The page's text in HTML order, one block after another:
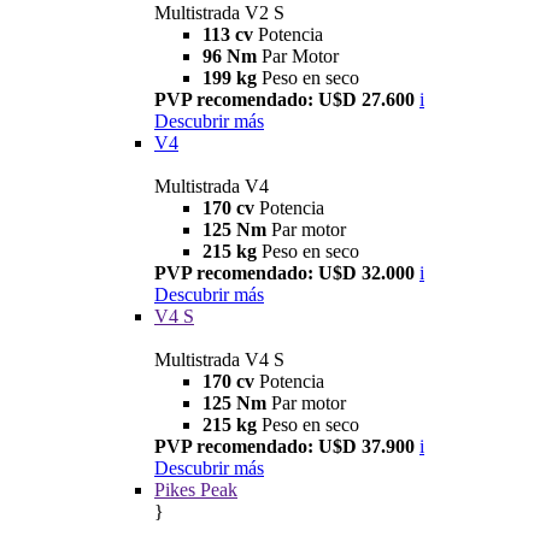
Multistrada V2 S
113 cv Potencia
96 Nm Par Motor
199 kg Peso en seco
PVP recomendado: U$D 27.600 i
Descubrir más
V4
Multistrada V4
170 cv Potencia
125 Nm Par motor
215 kg Peso en seco
PVP recomendado: U$D 32.000 i
Descubrir más
V4 S
Multistrada V4 S
170 cv Potencia
125 Nm Par motor
215 kg Peso en seco
PVP recomendado: U$D 37.900 i
Descubrir más
Pikes Peak
}